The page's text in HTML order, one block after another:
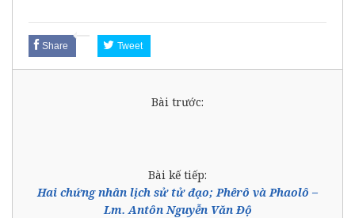
Share Tweet
Bài trước:
Bài kế tiếp:
Hai chứng nhân lịch sử tử đạo; Phêrô và Phaolô –
Lm. Antôn Nguyễn Văn Độ